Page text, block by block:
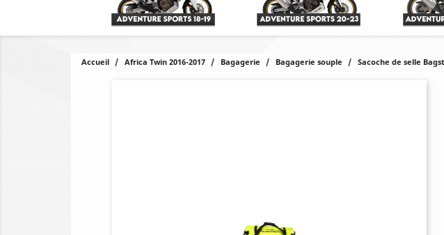
Accueil Africa Twin 2016-2017 Bagagerie Bagagerie souple Sacoche de selle